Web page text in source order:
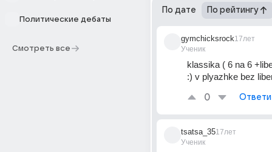
Политические дебаты
Смотреть все
По дате По рейтингу
gymchicksrock
Ученик
17лет
klassika ( 6 na 6
:) v plyazhke bez
0
tsatsa_35
Ученик
17лет